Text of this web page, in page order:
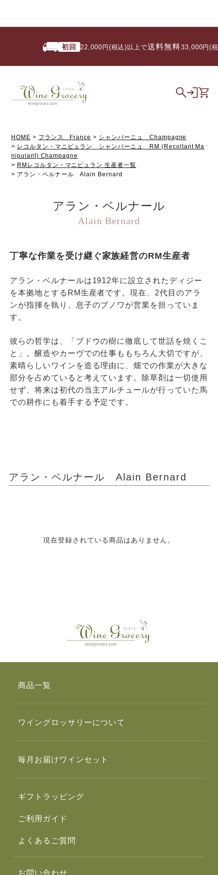
初回 22,000円(税込)以上で送料無料/ 33,000円(税
HOME フランス France
シャンパーニュ Champagne
レコルタン・マニピュラン シャンパーニュ RM (Recoltant Ma
nipulant) Champagne
RMレコルタン・マニピュラン 生産者一覧
アラン・ベルナール Alain Bernard
アラン・ベルナール
Alain Bernard
丁寧な作業を受け継ぐ家族経営のRM生産者
アラン・ベルナールは1912年に設立されたディジー
を本拠地とするRM生産者です。現在、2代目のアラ
ンが指揮を執り、息子のブノワが営業を担っていま
す。
彼らの哲学は、「ブドウの樹に徹底して世話を焼くこ
と」。醸造やカーヴでの仕事ももちろん大切ですが、
素晴らしいワインを造る理由に、畑での作業が大きな
部分を占めていると考えています。除草剤は一切使用
せず、将来は初代の当主アルチュールが行っていた馬
での耕作にも着手する予定です。
アラン・ベルナール Alain Bernard
現在登録されている商品はありません。
商品一覧
ワイングロッサリーについて
毎月お届けワインセット
ギフトラッピング
ご利用ガイド
よくあるご質問
お問い合わせ